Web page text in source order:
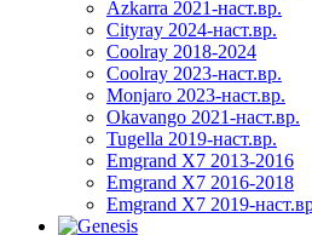
Azkarra 2021-наст.вр.
Cityray 2024-наст.вр.
Coolray 2018-2024
Coolray 2023-наст.вр.
Monjaro 2023-наст.вр.
Okavango 2021-наст.вр.
Tugella 2019-наст.вр.
Emgrand Х7 2013-2016
Emgrand X7 2016-2018
Emgrand X7 2019-